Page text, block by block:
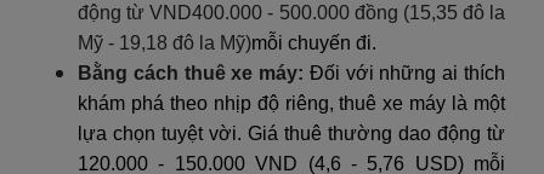
động từ VND400.000 - 500.000 đồng (15,35 đô la
Mỹ - 19,18 đô la Mỹ)mỗi chuyến đi.
Bằng cách thuê xe máy: Đối với những ai thích
khám phá theo nhịp độ riêng, thuê xe máy là một
lựa chọn tuyệt vời. Giá thuê thường dao động từ
120.000 - 150.000 VND (4,6 - 5,76 USD) mỗi